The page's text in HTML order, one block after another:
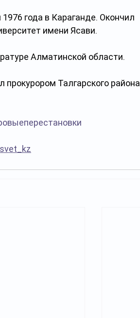
года в Караганде. Окончил
имени Ясави.
Алматинской области.
прокурором Талгарского района